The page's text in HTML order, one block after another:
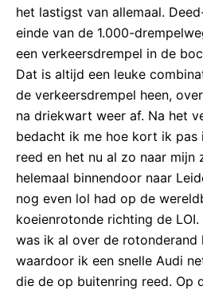
het lastigst van allemaal.
einde van de 1.000-
een verkeersdrempel in de
Dat is altijd een leuke
de verkeersdrempel heen,
na driekwart weer af. Na het
bedacht ik me hoe kort ik pas
reed en het nu al zo naar mijn
helemaal binnendoor naar
nog even lol had op de
koeienrotonde richting de
was ik al over de rotonderand
waardoor ik een snelle Audi
die de op buitenring reed. Op